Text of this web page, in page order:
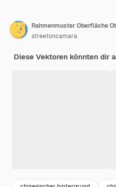
streetoncamara
Diese Vektoren könnten dir